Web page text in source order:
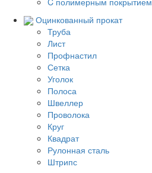
Оцинкованный прокат
Труба
Лист
Профнастил
Сетка
Уголок
Полоса
Швеллер
Проволока
Круг
Квадрат
Рулонная сталь
Штрипс